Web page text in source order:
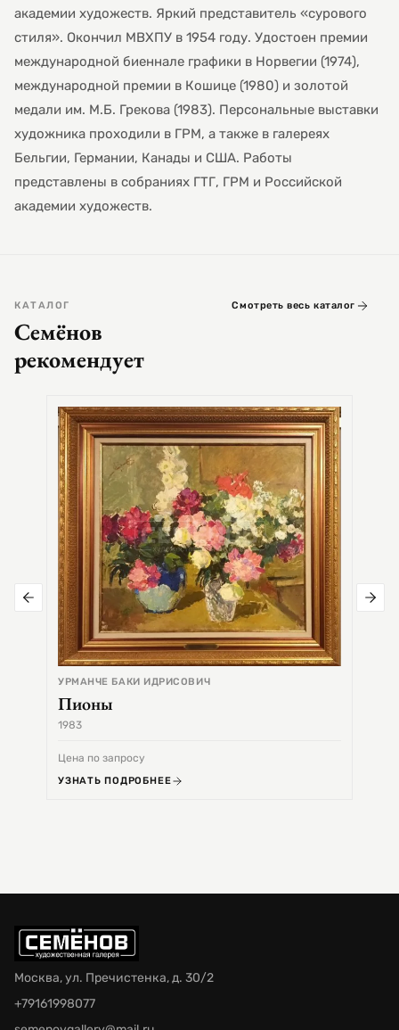
академии художеств. Яркий представитель «сурового
стиля». Окончил МВХПУ в 1954 году. Удостоен премии
международной биеннале графики в Норвегии (1974),
международной премии в Кошице (1980) и золотой
медали им. М.Б. Грекова (1983). Персональные выставки
художника проходили в ГРМ, а также в галереях
Бельгии, Германии, Канады и США. Работы
представлены в собраниях ГТГ, ГРМ и Российской
академии художеств.
КАТАЛОГ
Семёнов
рекомендует
Смотреть весь каталог
УРМАНЧЕ БАКИ ИДРИСОВИЧ
Пионы
1983
Цена по запросу
УЗНАТЬ ПОДРОБНЕЕ
Москва, ул. Пречистенка, д. 30/2
+79161998077